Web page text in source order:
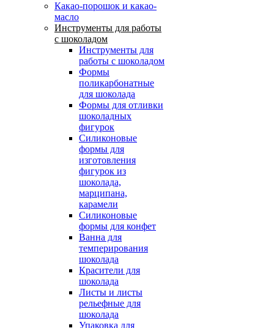
Какао-порошок и какао-
масло
Инструменты для работы
с шоколадом
Инструменты для
работы с шоколадом
Формы
поликарбонатные
для шоколада
Формы для отливки
шоколадных
фигурок
Силиконовые
формы для
изготовления
фигурок из
шоколада,
марципана,
карамели
Силиконовые
формы для конфет
Ванна для
темперирования
шоколада
Красители для
шоколада
Листы и листы
рельефные для
шоколада
Упаковка для